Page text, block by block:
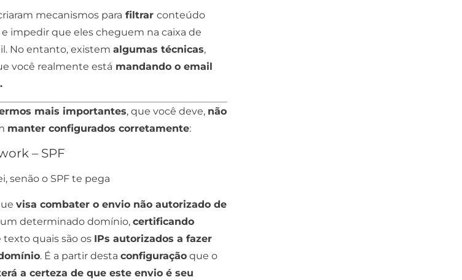
mecanismos para filtrar conteúdo
impedir que eles cheguem na caixa de
No entanto, existem algumas técnicas,
você realmente está mandando o email
mais importantes, que você deve, não
manter configurados corretamente:
– SPF
visa combater o envio não autorizado de
determinado domínio, certificando
quais são os IPs autorizados a fazer
. É a partir desta configuração que o
a certeza de que este envio é seu